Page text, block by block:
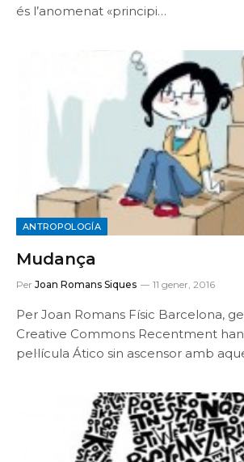
és l’anomenat «principi…
ANTROPOLOGÍA
Mudança
Per Joan Romans Siques 11 gener, 2016
Per Joan Romans Físic Barcelona,
Creative Commons Recentment
pel·lícula Ático sin ascensor amb